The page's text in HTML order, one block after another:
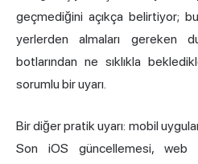
geçmediğini açıkça belirtiyor; bu,
yerlerden almaları gereken
botlarından ne sıklıkla
sorumlu bir uyarı.
Bir diğer pratik uyarı: mobil
Son iOS güncellemesi, web